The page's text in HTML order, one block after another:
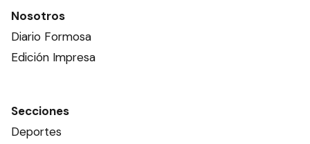
Nosotros
Diario Formosa
Edición Impresa
Secciones
Deportes